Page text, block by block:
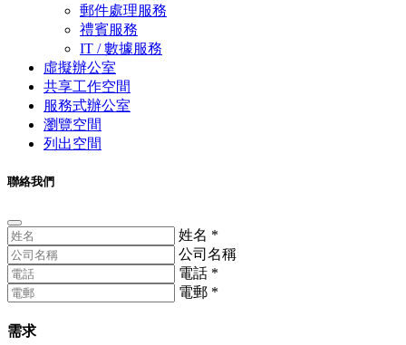
郵件處理服務
禮賓服務
IT / 數據服務
虛擬辦公室
共享工作空間
服務式辦公室
瀏覽空間
列出空間
聯絡我們
姓名 *
公司名稱
電話 *
電郵 *
需求